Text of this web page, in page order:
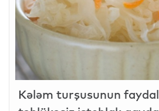
Kələm turşusunun